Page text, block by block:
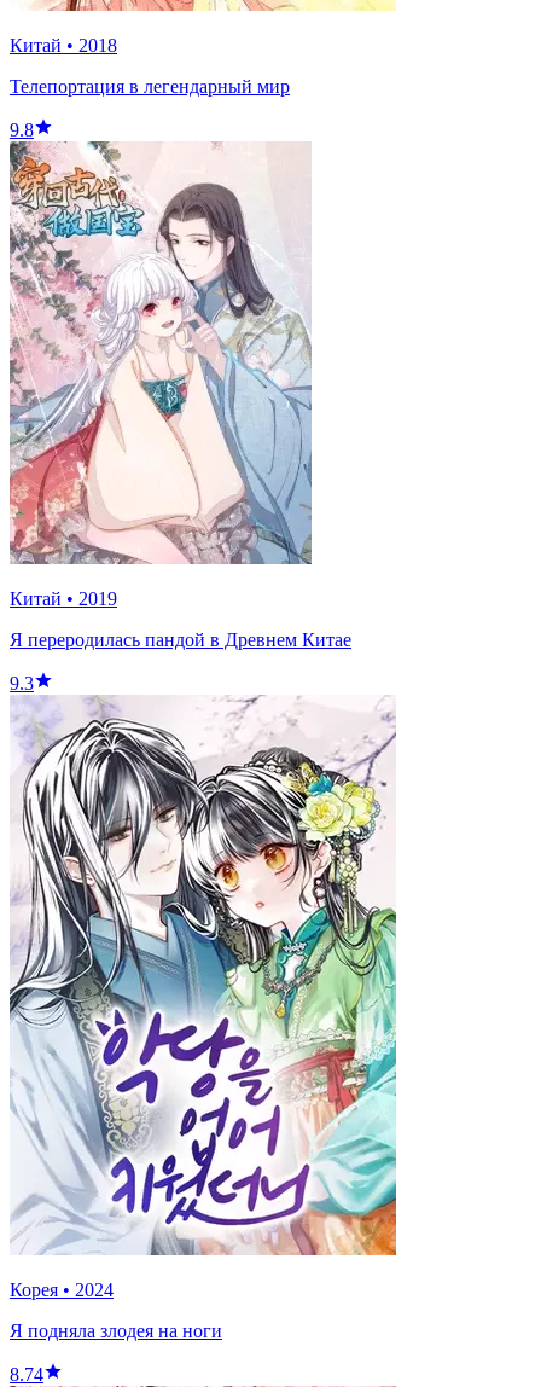
Китай • 2018
Телепортация в легендарный мир
9.8
Китай • 2019
Я переродилась пандой в Древнем Китае
9.3
Корея • 2024
Я подняла злодея на ноги
8.74